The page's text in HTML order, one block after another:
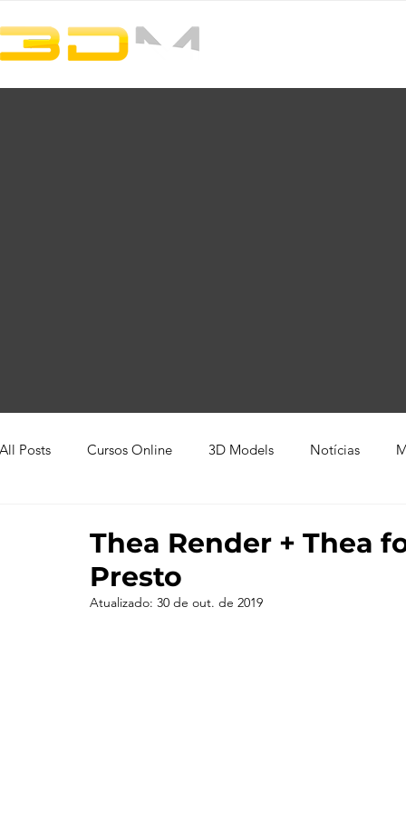
All Posts Cursos Online 3D Models Notícias
Trabalhos em Andamento Vray
Thea Render + Thea
Presto
Atualizado: 30 de out. de 2019